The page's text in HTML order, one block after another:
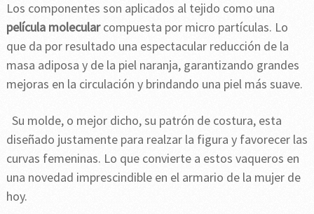
Los componentes son aplicados al tejido como una
película molecularcompuesta por micro partículas. Lo
que da por resultado una espectacular reducción de la
masa adiposa y de la piel naranja, garantizando grandes
mejoras en la circulación y brindando una piel más suave.
Su molde, o mejor dicho, su patrón de costura, esta
diseñado justamente para realzar la figura y favorecer las
curvas femeninas. Lo que convierte a estos vaqueros en
una novedad imprescindible en el armario de la mujer de
hoy.